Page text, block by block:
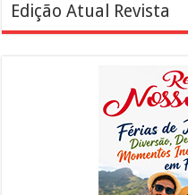
Edição Atual Revista